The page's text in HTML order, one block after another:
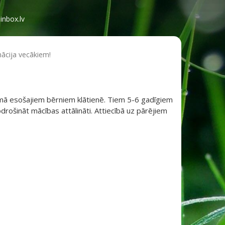
vecākiem!
esošajiem bērniem klātienē. Tiem 5-6 gadīgiem
mācības attālināti. Attiecībā uz pārējiem